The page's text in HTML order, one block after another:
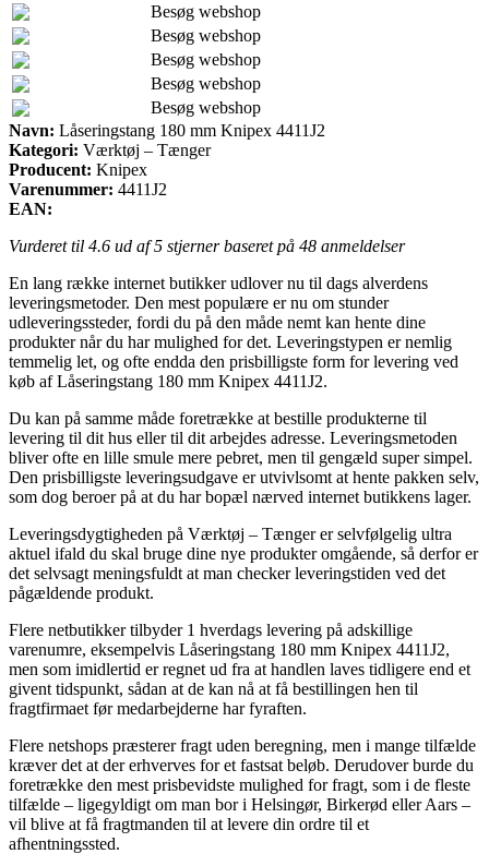
Besøg webshop
Besøg webshop
Besøg webshop
Besøg webshop
Besøg webshop
Navn: Låseringstang 180 mm Knipex 4411J2
Kategori: Værktøj – Tænger
Producent: Knipex
Varenummer: 4411J2
EAN:
Vurderet til 4.6 ud af 5 stjerner baseret på 48 anmeldelser
En lang række internet butikker udlover nu til dags alverdens
leveringsmetoder. Den mest populære er nu om stunder
udleveringssteder, fordi du på den måde nemt kan hente dine
produkter når du har mulighed for det. Leveringstypen er nemlig
temmelig let, og ofte endda den prisbilligste form for levering ved
køb af Låseringstang 180 mm Knipex 4411J2.
Du kan på samme måde foretrække at bestille produkterne til
levering til dit hus eller til dit arbejdes adresse. Leveringsmetoden
bliver ofte en lille smule mere pebret, men til gengæld super simpel.
Den prisbilligste leveringsudgave er utvivlsomt at hente pakken selv,
som dog beroer på at du har bopæl nærved internet butikkens lager.
Leveringsdygtigheden på Værktøj – Tænger er selvfølgelig ultra
aktuel ifald du skal bruge dine nye produkter omgående, så derfor er
det selvsagt meningsfuldt at man checker leveringstiden ved det
pågældende produkt.
Flere netbutikker tilbyder 1 hverdags levering på adskillige
varenumre, eksempelvis Låseringstang 180 mm Knipex 4411J2,
men som imidlertid er regnet ud fra at handlen laves tidligere end et
givent tidspunkt, sådan at de kan nå at få bestillingen hen til
fragtfirmaet før medarbejderne har fyraften.
Flere netshops præsterer fragt uden beregning, men i mange tilfælde
kræver det at der erhverves for et fastsat beløb. Derudover burde du
foretrække den mest prisbevidste mulighed for fragt, som i de fleste
tilfælde – ligegyldigt om man bor i Helsingør, Birkerød eller Aars –
vil blive at få fragtmanden til at levere din ordre til et
afhentningssted.